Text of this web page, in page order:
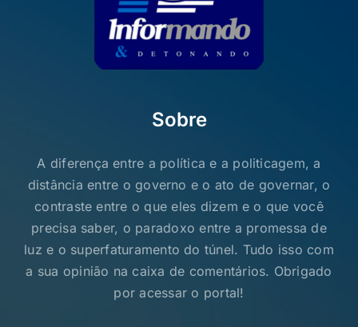
Sobre
A diferença entre a política e a politicagem, a
distância entre o governo e o ato de governar, o
contraste entre o que eles dizem e o que você
precisa saber, o paradoxo entre a promessa de
luz e o superfaturamento do túnel. Tudo isso com
a sua opinião na caixa de comentários. Obrigado
por acessar o portal!